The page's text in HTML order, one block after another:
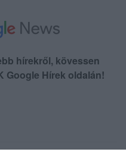
hírekről, kövessen
Google Hírek oldalán!